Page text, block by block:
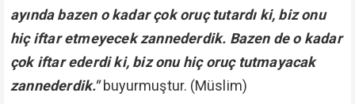
ayında bazen o kadar çok oruç tutardı ki, biz onu
hiç iftar etmeyecek zannederdik. Bazen de o kadar
çok iftar ederdi ki, biz onu hiç oruç tutmayacak
zannederdik."buyurmuştur. (Müslim)